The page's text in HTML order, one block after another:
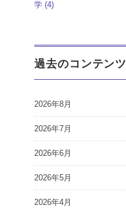
学 (4)
過去のコンテンツ
2026年8月
2026年7月
2026年6月
2026年5月
2026年4月